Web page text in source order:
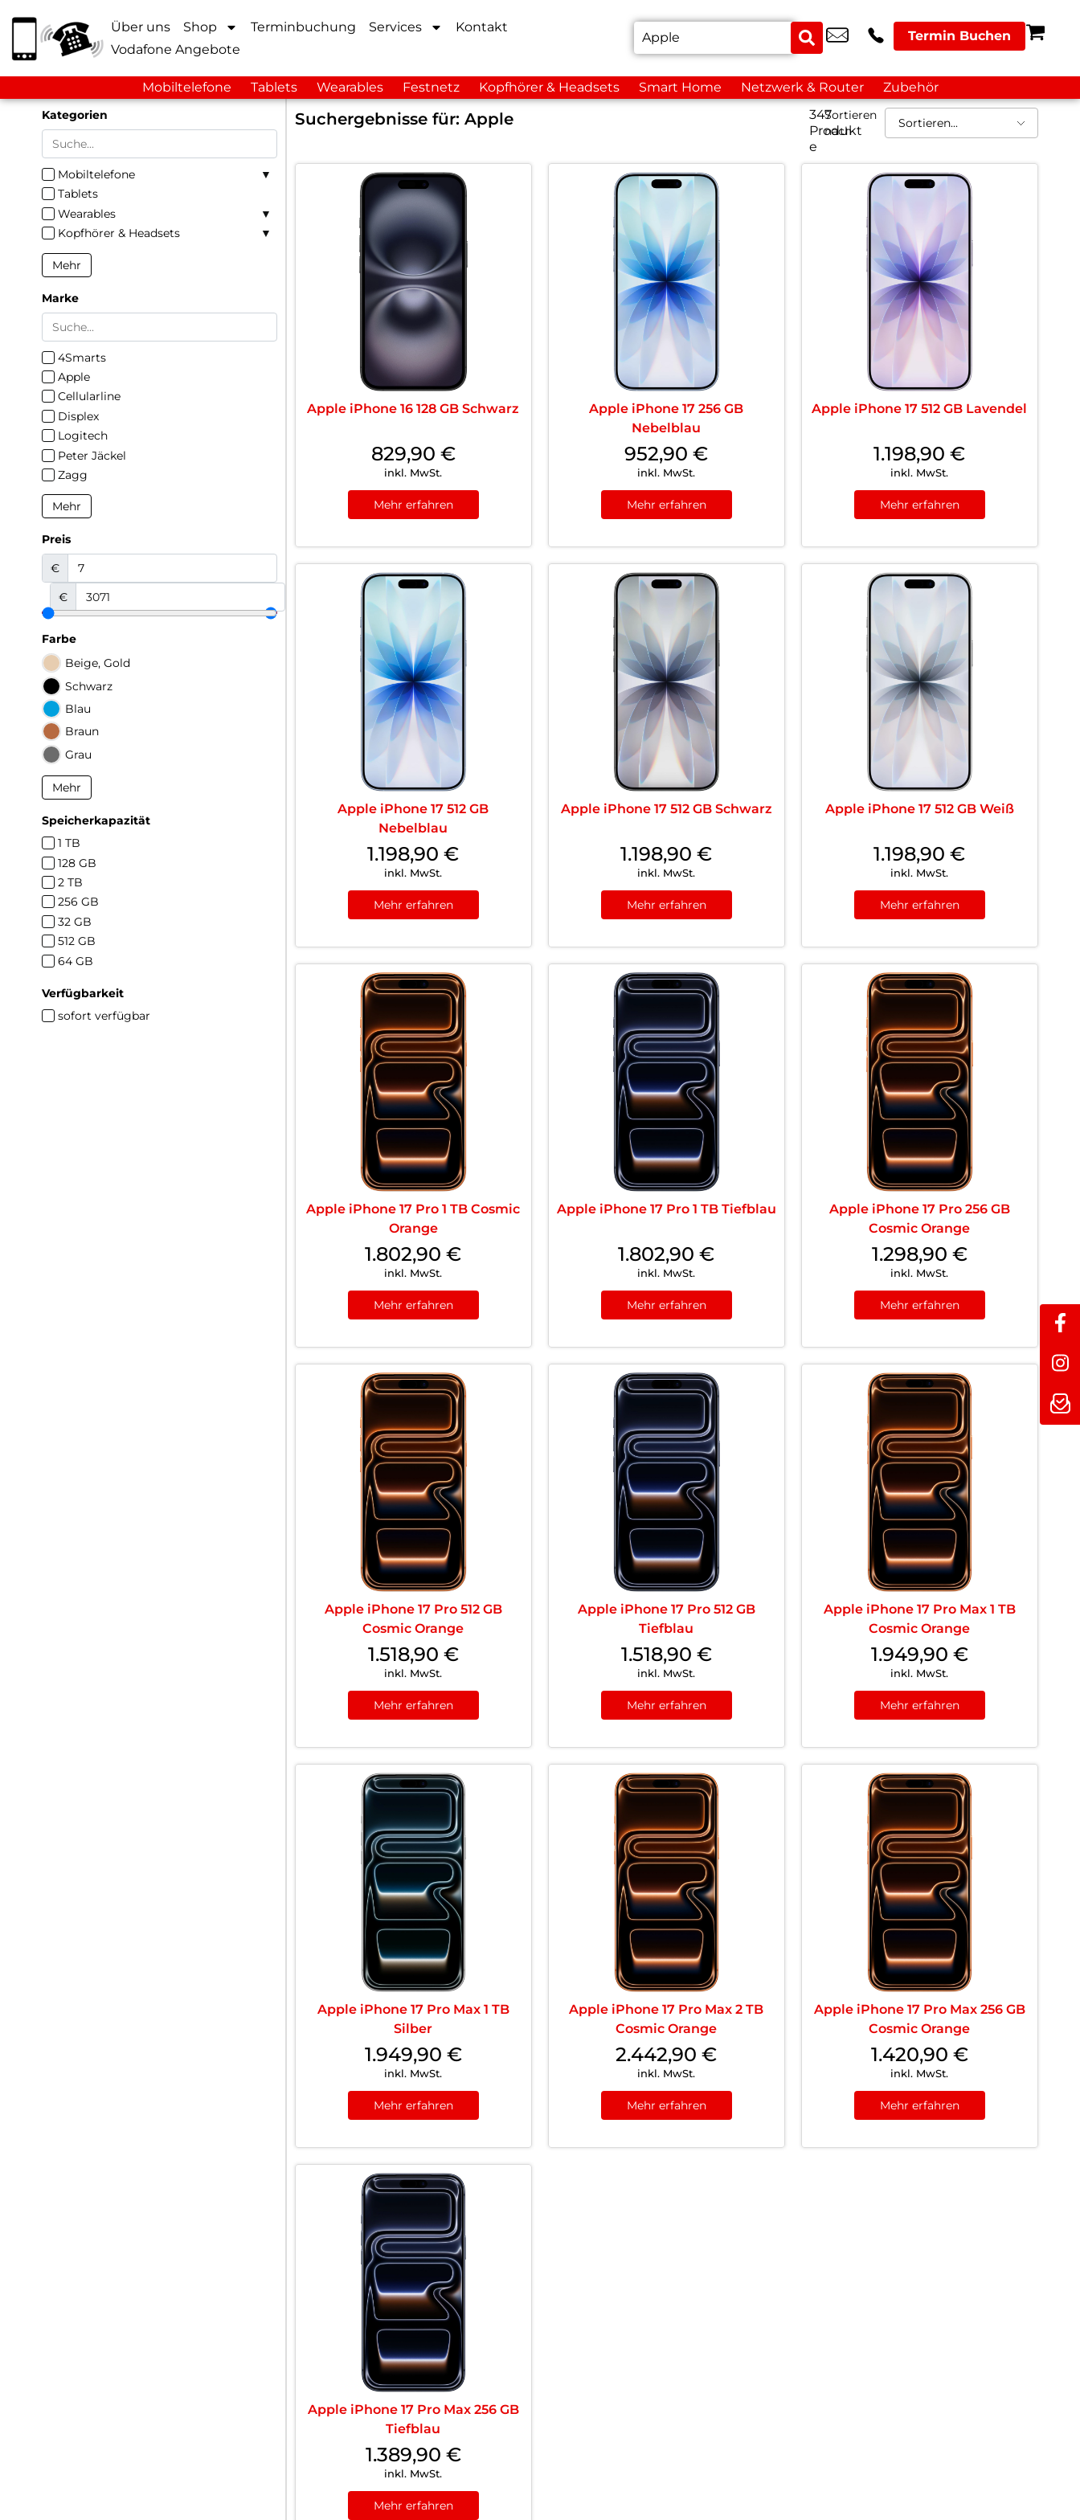
Über uns Shop Terminbuchung Services
Kontakt
Vodafone Angebote
Termin Buchen
Mobiltelefone Tablets Wearables Festnetz Kopfhörer & Headsets Smart Home Netzwerk & Router Zubehör
Kategorien
Mobiltelefone
Tablets
Wearables
Kopfhörer & Headsets
Mehr
Marke
4Smarts
Apple
Cellularline
Displex
Logitech
Peter Jäckel
Zagg
Mehr
Preis
€
€
Farbe
Beige, Gold
Schwarz
Blau
Braun
Grau
Mehr
Speicherkapazität
1 TB
128 GB
2 TB
256 GB
32 GB
512 GB
64 GB
Verfügbarkeit
sofort verfügbar
Suchergebnisse für: Apple
347
Produkt
e
Sortieren
nach
Apple iPhone 16 128 GB Schwarz
829,90 €
inkl. MwSt.
Mehr erfahren
Apple iPhone 17 256 GB
Nebelblau
952,90€
inkl. MwSt.
Mehr erfahren
Apple iPhone 17 512 GB Lavendel
1.198,90€
inkl. MwSt.
Mehr erfahren
Apple iPhone 17 512 GB
Nebelblau
1.198,90€
inkl. MwSt.
Mehr erfahren
Apple iPhone 17 512 GB Schwarz
1.198,90€
inkl. MwSt.
Mehr erfahren
Apple iPhone 17 512 GB Weiß
1.198,90€
inkl. MwSt.
Mehr erfahren
Apple iPhone 17 Pro 1 TB Cosmic
Orange
1.802,90€
inkl. MwSt.
Mehr erfahren
Apple iPhone 17 Pro 1 TB Tiefblau
1.802,90€
inkl. MwSt.
Mehr erfahren
Apple iPhone 17 Pro 256 GB
Cosmic Orange
1.298,90 €
inkl. MwSt.
Mehr erfahren
Apple iPhone 17 Pro 512 GB
Cosmic Orange
1.518,90 €
inkl. MwSt.
Mehr erfahren
Apple iPhone 17 Pro 512 GB
Tiefblau
1.518,90 €
inkl. MwSt.
Mehr erfahren
Apple iPhone 17 Pro Max 1 TB
Cosmic Orange
1.949,90 €
inkl. MwSt.
Mehr erfahren
Apple iPhone 17 Pro Max 1 TB
Silber
1.949,90 €
inkl. MwSt.
Mehr erfahren
Apple iPhone 17 Pro Max 2 TB
Cosmic Orange
2.442,90€
inkl. MwSt.
Mehr erfahren
Apple iPhone 17 Pro Max 256 GB
Cosmic Orange
1.420,90 €
inkl. MwSt.
Mehr erfahren
Apple iPhone 17 Pro Max 256 GB
Tiefblau
1.389,90 €
inkl. MwSt.
Mehr erfahren